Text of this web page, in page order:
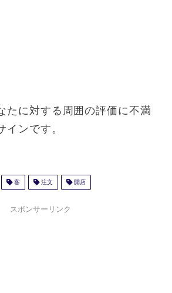
たに対する周囲の評価に不満
インです。
客 注文 開店
スポンサーリンク